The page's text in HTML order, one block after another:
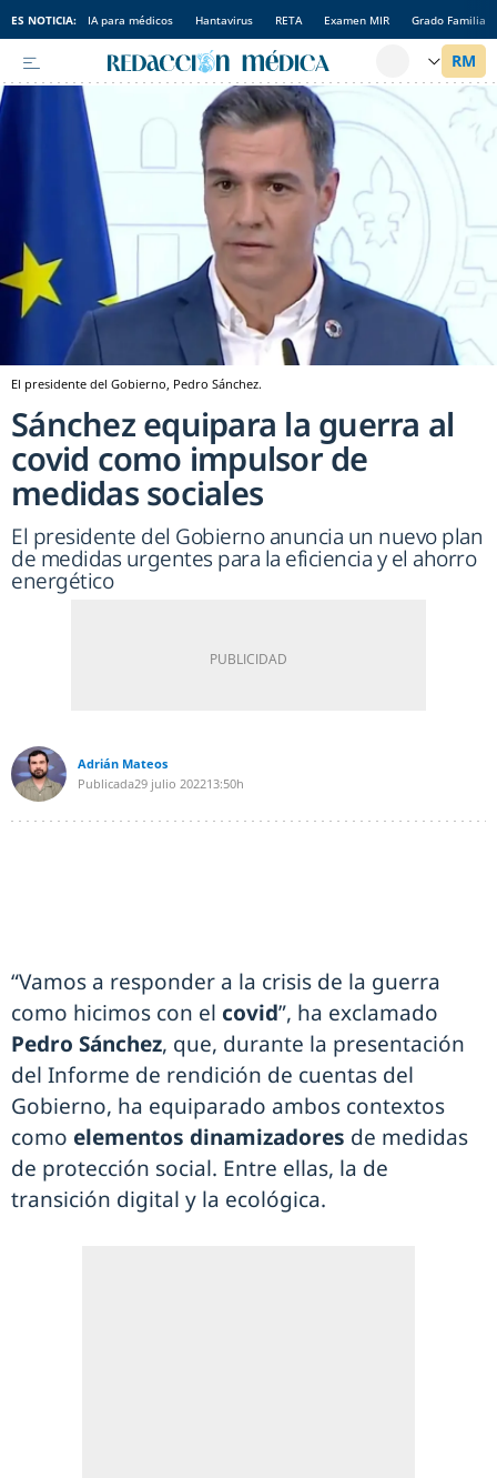
ES NOTICIA: IA para médicos Hantavirus RETA Examen MIR Grado Familia
El presidente del Gobierno, Pedro Sánchez.
Sánchez equipara la guerra al
covid como impulsor de
medidas sociales
El presidente del Gobierno anuncia un nuevo plan
de medidas urgentes para la eficiencia y el ahorro
energético
Adrián Mateos
Publicada29 julio 202213:50h
“Vamos a responder a la crisis de la guerra
como hicimos con el covid”, ha exclamado
Pedro Sánchez, que, durante la presentación
del Informe de rendición de cuentas del
Gobierno, ha equiparado ambos contextos
como elementos dinamizadores de medidas
de protección social. Entre ellas, la de
transición digital y la ecológica.